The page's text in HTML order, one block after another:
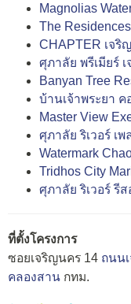
Magnolias
The
CHAPTER เจริ
ศุภาลัย พรีเมียร์
Banyan Tree
บ้านเจ้าพระยา ค
Master View
ศุภาลัย ริเวอร์ เ
Watermark
Tridhos City
ศุภาลัย ริเวอร์ รี
ที่ตั้งโครงการ
ซอยเจริญนคร 14 ถนน
คลองสาน กทม.